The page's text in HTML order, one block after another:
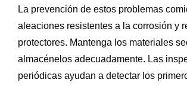
La prevención de estos problemas
aleaciones resistentes a la corrosión y
protectores. Mantenga los materiales
almacénelos adecuadamente. Las
periódicas ayudan a detectar los